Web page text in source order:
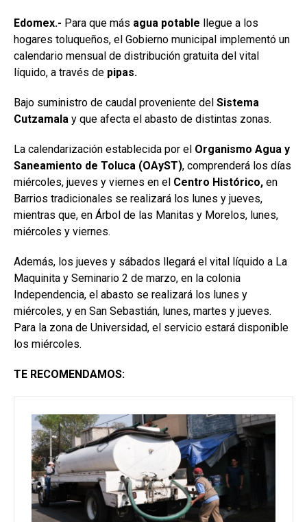
Edomex.- Para que más agua potable llegue a los
hogares toluqueños, el Gobierno municipal implementó un
calendario mensual de distribución gratuita del vital
líquido, a través de pipas.
Bajo suministro de caudal proveniente del Sistema
Cutzamala y que afecta el abasto de distintas zonas.
La calendarización establecida por el Organismo Agua y
Saneamiento de Toluca (OAyST), comprenderá los días
miércoles, jueves y viernes en el Centro Histórico, en
Barrios tradicionales se realizará los lunes y jueves,
mientras que, en Árbol de las Manitas y Morelos, lunes,
miércoles y viernes.
Además, los jueves y sábados llegará el vital líquido a La
Maquinita y Seminario 2 de marzo, en la colonia
Independencia, el abasto se realizará los lunes y
miércoles, y en San Sebastián, lunes, martes y jueves.
Para la zona de Universidad, el servicio estará disponible
los miércoles.
TE RECOMENDAMOS: